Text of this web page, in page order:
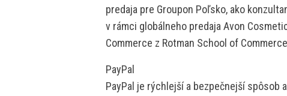
predaja pre Groupon Poľsko, ako
v rámci globálneho predaja Avon
Commerce z Rotman School of
PayPal
PayPal je rýchlejší a bezpečnejší spôsob